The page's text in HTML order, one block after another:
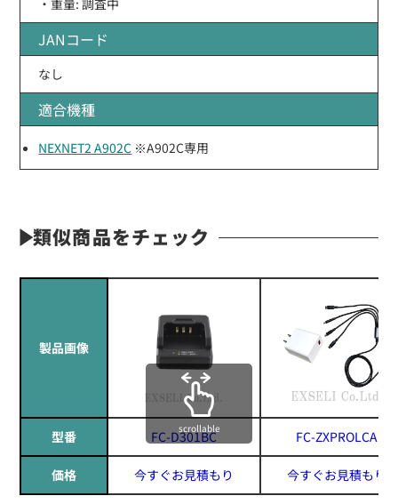
JANコード
なし
適合機種
NEXNET2 A902C ※A902C専用
類似商品をチェック
製品画像
型番 FC-D301BC FC-ZXPROLCA
価格 今すぐお見積もり 今すぐお見積もり
scrollable